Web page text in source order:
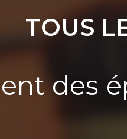
TOUS
des